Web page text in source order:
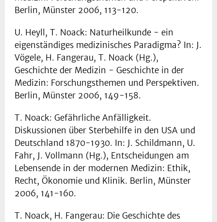
Berlin, Münster 2006, 113-120.
U. Heyll, T. Noack: Naturheilkunde - ein
eigenständiges medizinisches Paradigma? In: J.
Vögele, H. Fangerau, T. Noack (Hg.),
Geschichte der Medizin - Geschichte in der
Medizin: Forschungsthemen und Perspektiven.
Berlin, Münster 2006, 149-158.
T. Noack: Gefährliche Anfälligkeit.
Diskussionen über Sterbehilfe in den USA und
Deutschland 1870-1930. In: J. Schildmann, U.
Fahr, J. Vollmann (Hg.), Entscheidungen am
Lebensende in der modernen Medizin: Ethik,
Recht, Ökonomie und Klinik. Berlin, Münster
2006, 141-160.
T. Noack, H. Fangerau: Die Geschichte des